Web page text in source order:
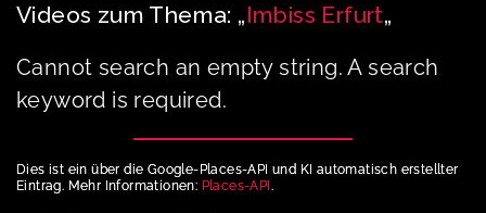
Videos zum Thema: „Imbiss Erfurt„
Cannot search an empty string. A search
keyword is required.
Dies ist ein über die Google-Places-API und KI automatisch erstellter
Eintrag. Mehr Informationen: Places-API .